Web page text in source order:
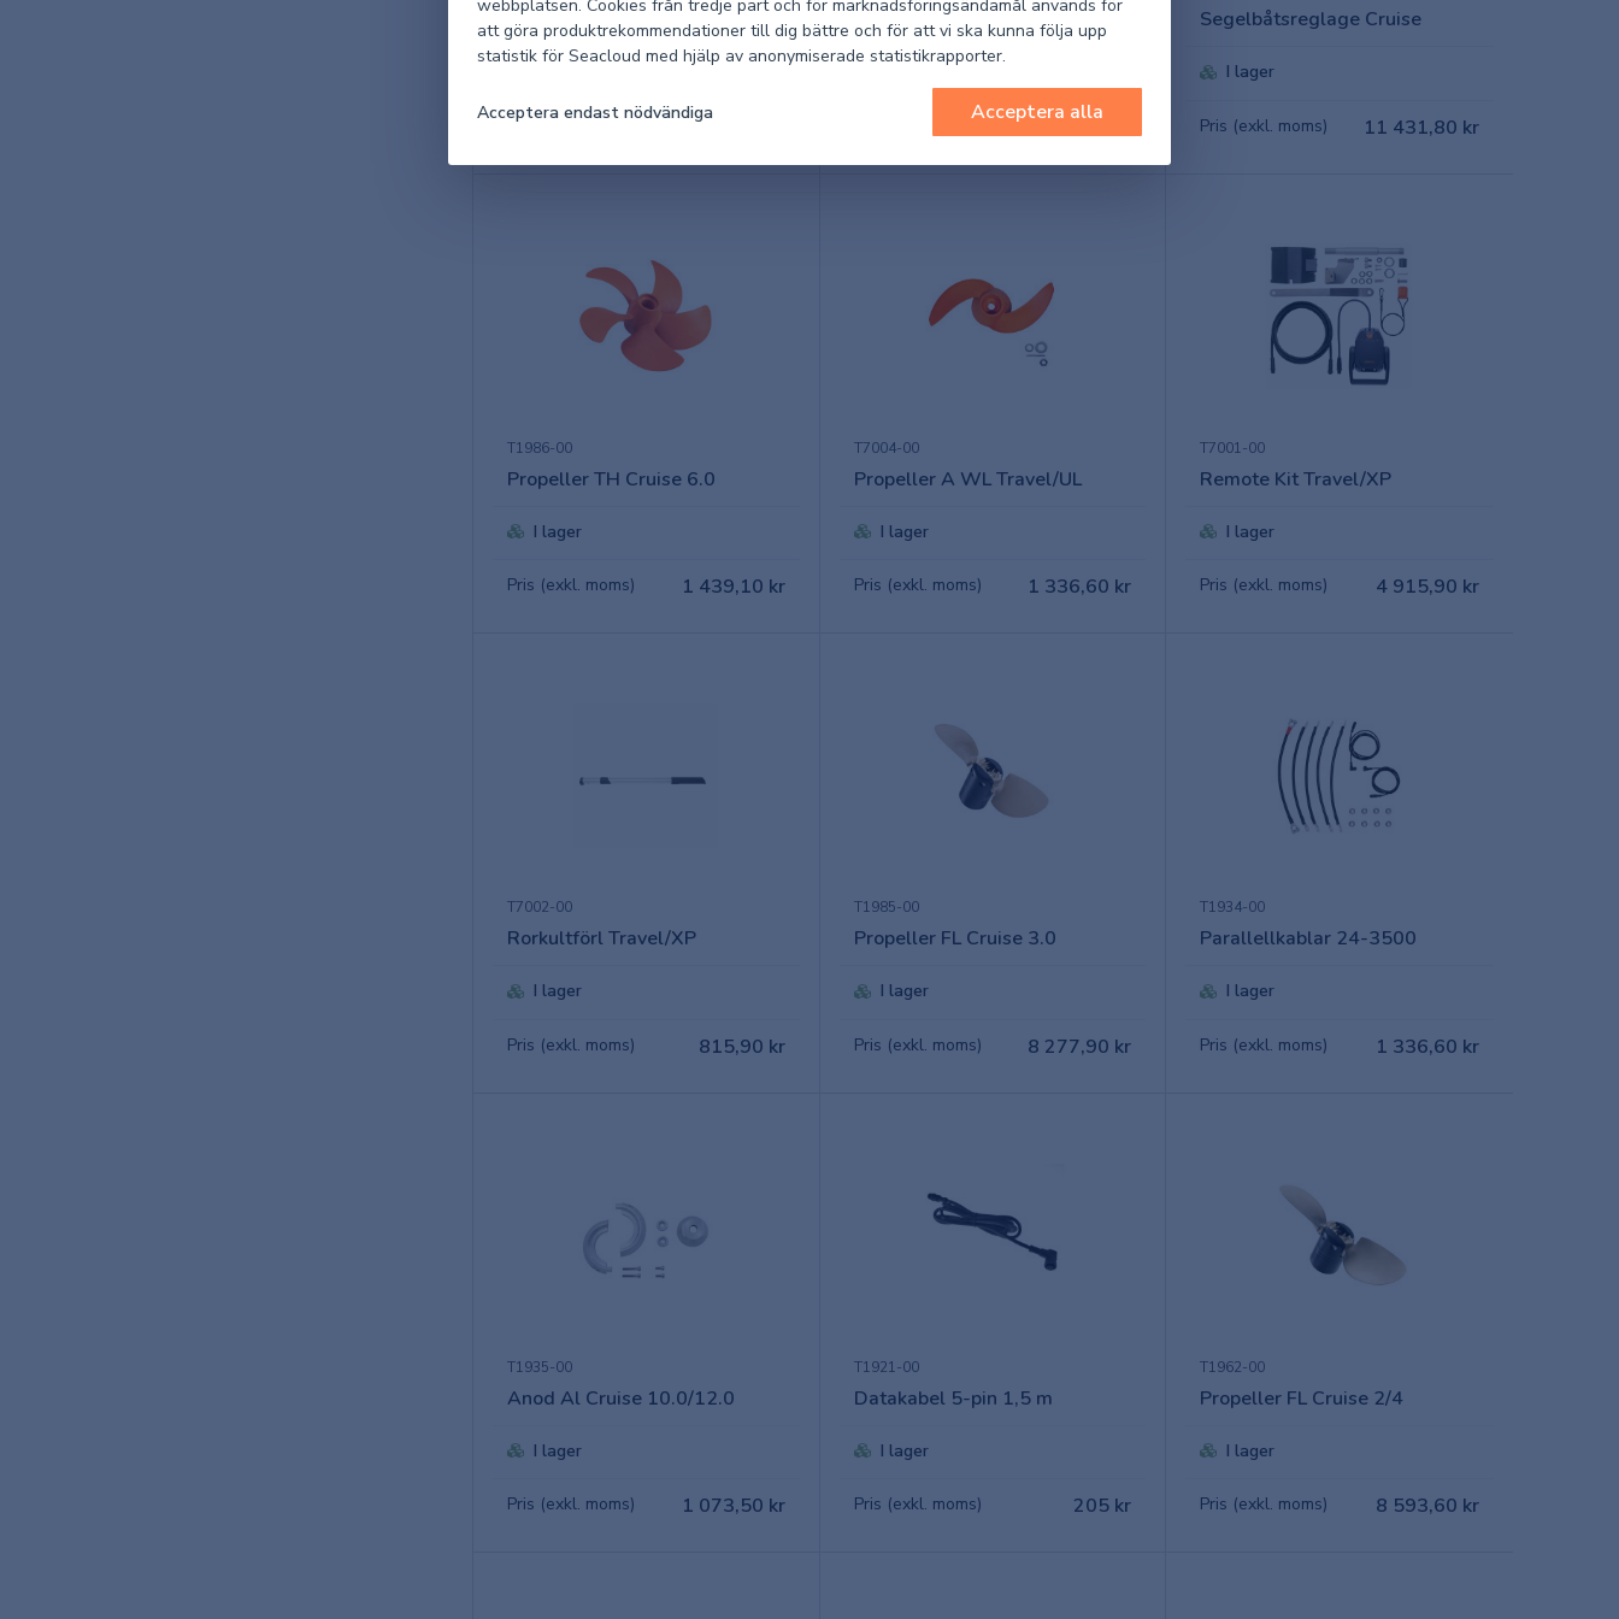
webbplatsen. Cookies från tredje part och för marknadsföringsändamål används för
att göra produktrekommendationer till dig bättre och för att vi ska kunna följa upp
statistik för Seacloud med hjälp av anonymiserade statistikrapporter.
Acceptera endast nödvändiga Acceptera alla
Reglage toppmontering
Pris (exkl. moms) 13 935,90 kr
Reglage sidomontering
Pris (exkl. moms) 12 951,90 kr
Segelbåtsreglage Cruise
I lager
Pris (exkl. moms) 11 431,80 kr
T1986-00
Propeller TH Cruise 6.0
I lager
Pris (exkl. moms) 1 439,10 kr
T7004-00
Propeller A WL Travel/UL
I lager
Pris (exkl. moms) 1 336,60 kr
T7001-00
Remote Kit Travel/XP
I lager
Pris (exkl. moms) 4 915,90 kr
T7002-00
Rorkultförl Travel/XP
I lager
Pris (exkl. moms) 815,90 kr
T1985-00
Propeller FL Cruise 3.0
I lager
Pris (exkl. moms) 8 277,90 kr
T1934-00
Parallellkablar 24-3500
I lager
Pris (exkl. moms) 1 336,60 kr
T1935-00
Anod Al Cruise 10.0/12.0
I lager
Pris (exkl. moms) 1 073,50 kr
T1921-00
Datakabel 5-pin 1,5 m
I lager
Pris (exkl. moms) 205 kr
T1962-00
Propeller FL Cruise 2/4
I lager
Pris (exkl. moms) 8 593,60 kr